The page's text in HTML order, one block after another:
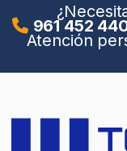
961 452
Atención